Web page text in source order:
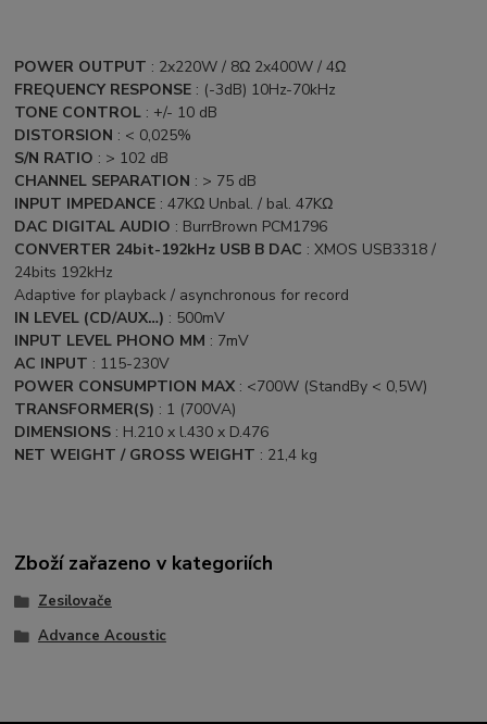
POWER OUTPUT : 2x220W / 8Ω 2x400W / 4Ω
FREQUENCY RESPONSE : (-3dB) 10Hz-70kHz
TONE CONTROL : +/- 10 dB
DISTORSION : < 0,025%
S/N RATIO : > 102 dB
CHANNEL SEPARATION : > 75 dB
INPUT IMPEDANCE : 47KΩ Unbal. / bal. 47KΩ
DAC DIGITAL AUDIO : BurrBrown PCM1796
CONVERTER 24bit-192kHz USB B DAC : XMOS USB3318 /
24bits 192kHz
Adaptive for playback / asynchronous for record
IN LEVEL (CD/AUX…) : 500mV
INPUT LEVEL PHONO MM : 7mV
AC INPUT : 115-230V
POWER CONSUMPTION MAX : <700W (StandBy < 0,5W)
TRANSFORMER(S) : 1 (700VA)
DIMENSIONS : H.210 x l.430 x D.476
NET WEIGHT / GROSS WEIGHT : 21,4 kg
Zboží zařazeno v kategoriích
Zesilovače
Advance Acoustic